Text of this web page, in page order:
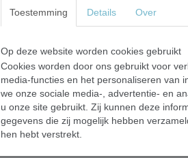
Toestemming Details Over
Op deze website worden cookies gebruikt
Cookies worden door ons gebruikt voor
media-functies en het personaliseren van
we onze sociale media-, advertentie- en
u onze site gebruikt. Zij kunnen deze
gegevens die zij mogelijk hebben
hen hebt verstrekt.